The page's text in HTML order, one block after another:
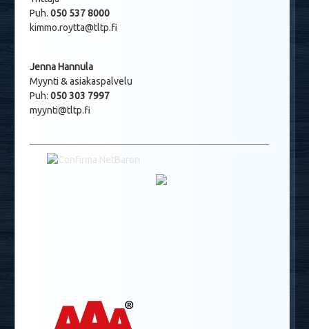
Puh. 050 537 8000
kimmo.roytta@tltp.fi
Jenna Hannula
Myynti & asiakaspalvelu
Puh: 050 303 7997
myynti@tltp.fi